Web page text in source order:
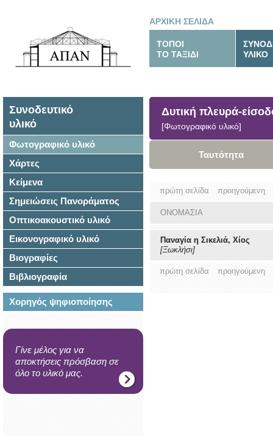
ΑΡΧΙΚΗ ΣΕΛΙΔΑ
ΤΟΠΟΙ
ΤΟ ΤΑΞΙΔΙ
ΥΛΙΚΟ
Συνοδευτικό
υλικό
Φωτογραφικό υλικό
Χάρτες
Κείμενα
Σημειώσεις Πανοράματος
Οπτικοακουστικό υλικό
Εικονογραφικό υλικό
Βιογραφίες
Βιβλιογραφία
Χορηγός ψηφιοποίησης
Γίνε μέλος για να
αποκτήσεις πρόσβαση σε
όλο το υλικό μας.
Δυτική πλευρά-
[Φωτογραφικό υλικό]
Ταυτότητα
πρώτη σελίδα προηγούμενη
ΟΝΟΜΑΣΙΑ
Παναγία η Σικελιά, Χίος
[Ξωκλήσι]
πρώτη σελίδα προηγούμενη